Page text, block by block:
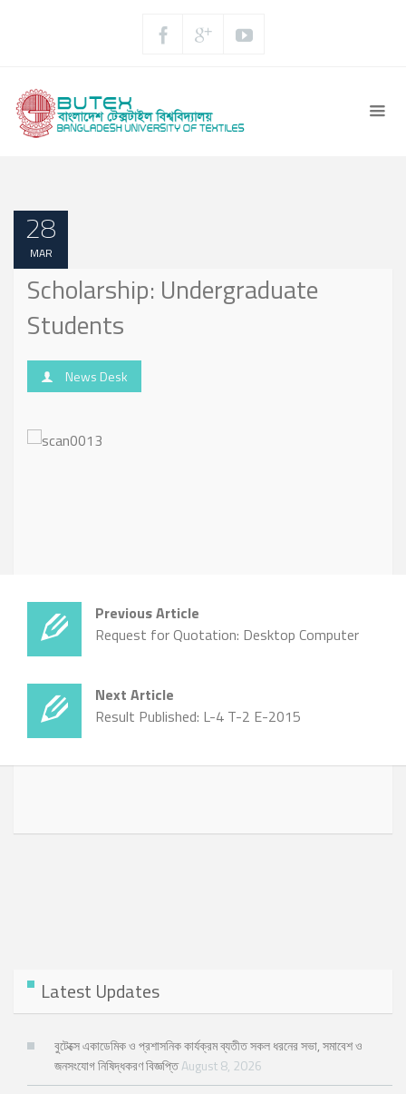
28
MAR
Scholarship: Undergraduate
Students
News Desk
Previous Article
Request for Quotation: Desktop Computer
Next Article
Result Published: L-4 T-2 E-2015
Latest Updates
বুটেক্সে একাডেমিক ও প্রশাসনিক কার্যক্রম ব্যতীত সকল ধরনের সভা, সমাবেশ ও
জনসংযোগ নিষিদ্ধকরণ বিজ্ঞপ্তিAugust 8, 2026